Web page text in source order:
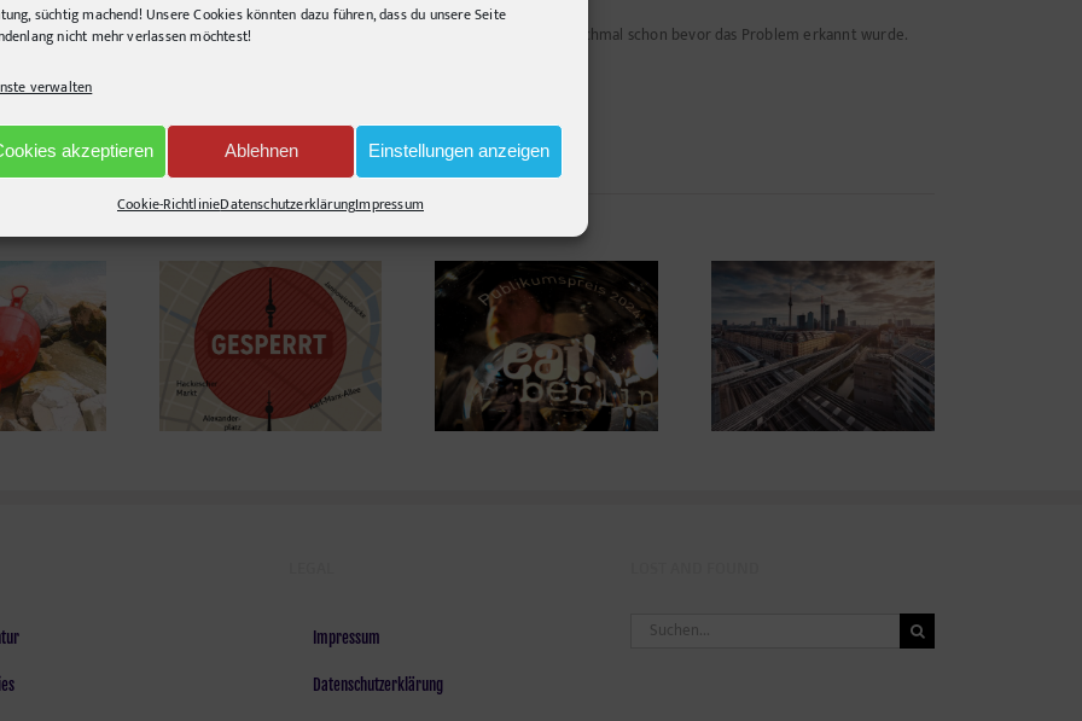
süchtig machend! Unsere Cookies könnten dazu führen, dass du unsere Seite
nicht mehr verlassen möchtest!
verwalten
akzeptieren Ablehnen Einstellungen anzeigen
Cookie-RichtlinieDatenschutzerklärungImpressum
querlenkend, gerne segelnd. Immer auf der Suche nach innovativen Lösungen - manchmal schon bevor das Problem erkannt wurde.
in Schock:
des gesamten
Areals
statischer
Mängel!*
Kulinarik mit Herzblut –
die eat! berlin
Die ACHEMA – Show
neuer Ideen &
Technologien
Farbwerte,
verschwundene
Funktionen und ein
kleines Helferlein
Impressum
Datenschutzerklärung
Suche